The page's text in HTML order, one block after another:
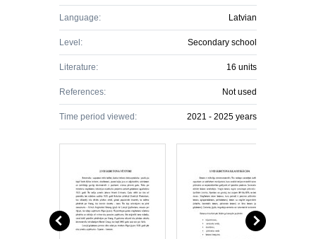
Language: Latvian
Level: Secondary school
Literature: 16 units
References: Not used
Time period viewed: 2021 - 2025 years